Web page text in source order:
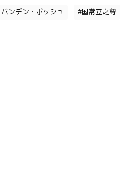
ンデン・ボッシュ #国常立之尊